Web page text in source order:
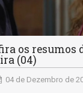
os resumos
(04)
04 de Dezembro de